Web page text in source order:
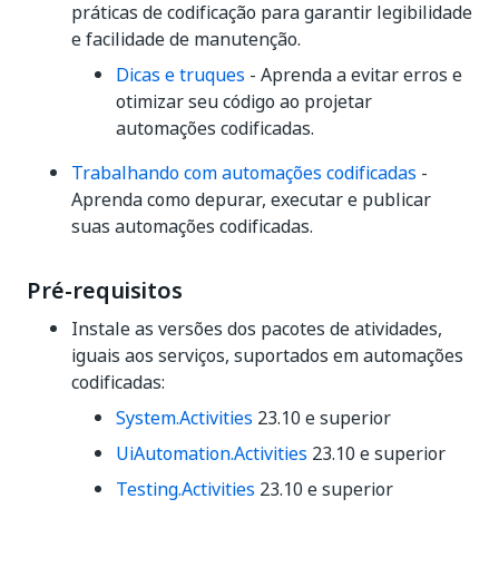
práticas de codificação para garantir legibilidade
e facilidade de manutenção.
Dicas e truques - Aprenda a evitar erros e
otimizar seu código ao projetar
automações codificadas.
Trabalhando com automações codificadas -
Aprenda como depurar, executar e publicar
suas automações codificadas.
Pré-requisitos
Instale as versões dos pacotes de atividades,
iguais aos serviços, suportados em automações
codificadas:
System.Activities 23.10 e superior
UiAutomation.Activities 23.10 e superior
Testing.Activities 23.10 e superior